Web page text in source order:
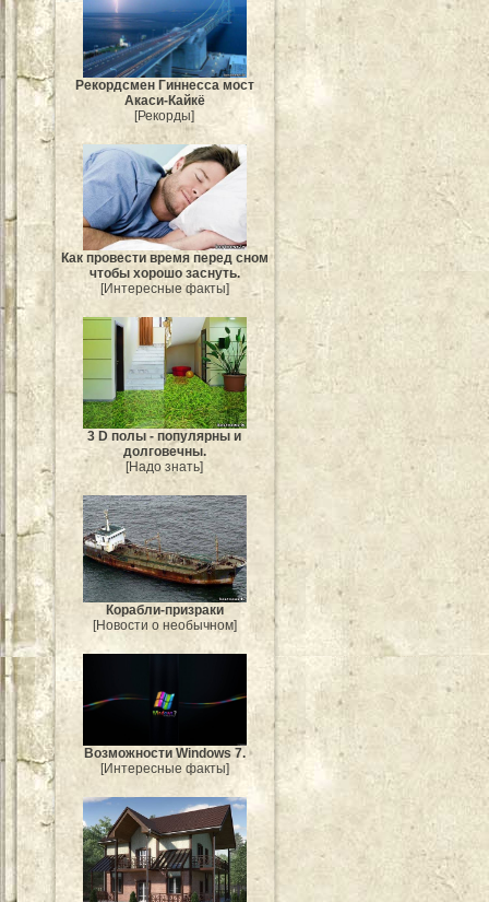
Рекордсмен Гиннесса мост
Акаси-Кайкё
[Рекорды]
Как провести время перед сном
чтобы хорошо заснуть.
[Интересные факты]
3 D полы - популярны и
долговечны.
[Надо знать]
Корабли-призраки
[Новости о необычном]
Возможности Windows 7.
[Интересные факты]